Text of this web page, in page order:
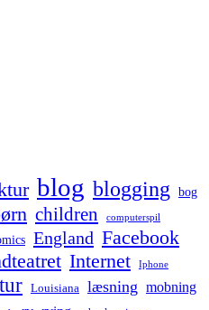
blog blogging bog
children computerspil
England Facebook
Internet Iphone
Louisiana læsning mobning